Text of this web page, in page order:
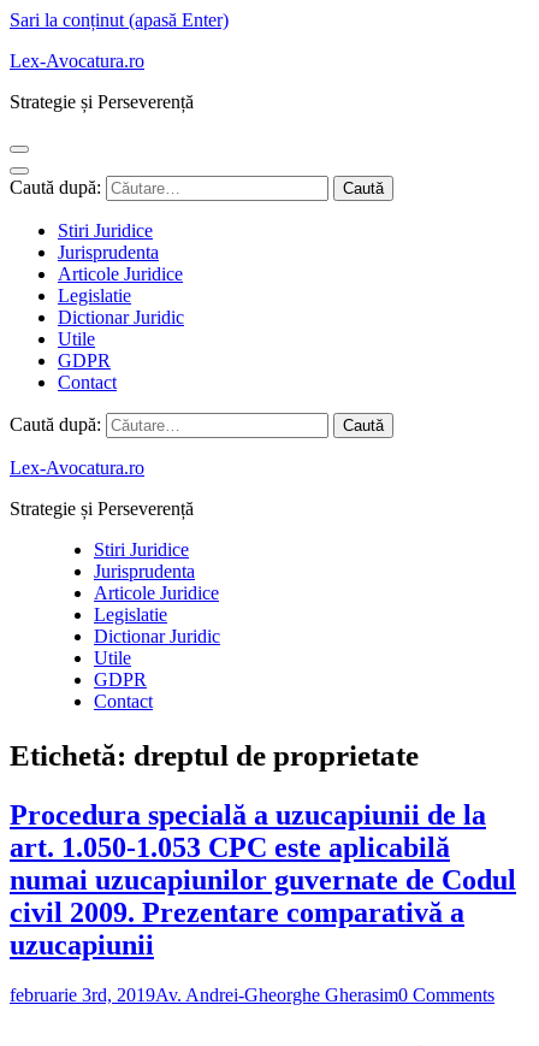
Sari la conținut (apasă Enter)
Lex-Avocatura.ro
Strategie și Perseverență
Caută după:
Stiri Juridice
Jurisprudenta
Articole Juridice
Legislatie
Dictionar Juridic
Utile
GDPR
Contact
Caută după:
Lex-Avocatura.ro
Strategie și Perseverență
Stiri Juridice
Jurisprudenta
Articole Juridice
Legislatie
Dictionar Juridic
Utile
GDPR
Contact
Etichetă: dreptul de proprietate
Procedura specială a uzucapiunii de la
art. 1.050-1.053 CPC este aplicabilă
numai uzucapiunilor guvernate de Codul
civil 2009. Prezentare comparativă a
uzucapiunii
februarie 3rd, 2019Av. Andrei-Gheorghe Gherasim0 Comments